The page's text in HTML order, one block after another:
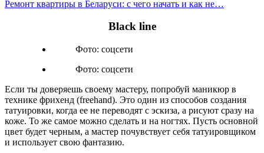
Ремонт квартиры в Беларуси: с чего начать и как не…
Black line
Фото: соцсети
Фото: соцсети
Если ты доверяешь своему мастеру, попробуй маникюр в
технике фрихенд (freehand). Это один из способов создания
татуировки, когда ее не переводят с эскиза, а рисуют сразу на
коже. То же самое можно сделать и на ногтях. Пусть основной
цвет будет черным, а мастер почувствует себя татуировщиком
и использует свою фантазию.